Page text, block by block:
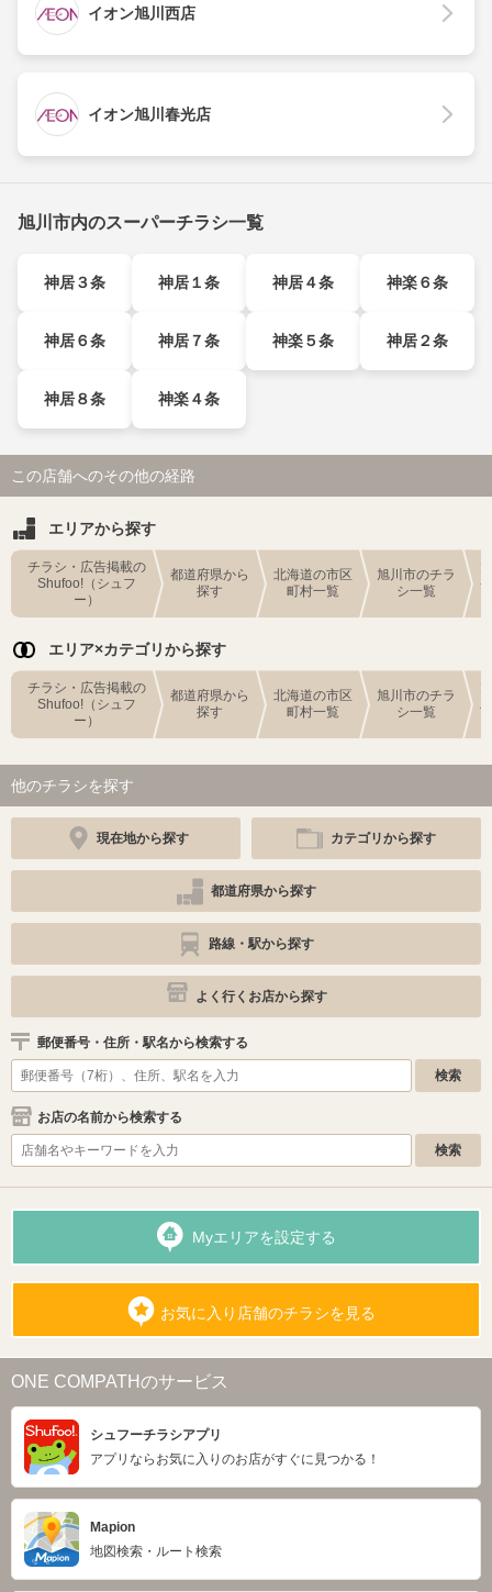
イオン旭川西店
イオン旭川春光店
旭川市内のスーパーチラシ一覧
神居３条 神居１条 神居４条 神楽６条
神居６条 神居７条 神楽５条 神居２条
神居８条 神楽４条
この店舗へのその他の経路
エリアから探す
チラシ・広告掲載の
Shufoo!（シュフ
ー）
都道府県から
探す
北海道の市区
町村一覧
旭川市のチラ
シ一覧
エリア×カテゴリから探す
チラシ・広告掲載の
Shufoo!（シュフ
ー）
都道府県から
探す
北海道の市区
町村一覧
旭川市のチラ
シ一覧
他のチラシを探す
現在地から探す カテゴリから探す
都道府県から探す
路線・駅から探す
よく行くお店から探す
郵便番号・住所・駅名から検索する
お店の名前から検索する
Myエリアを設定する
お気に入り店舗のチラシを見る
ONE COMPATHのサービス
シュフーチラシアプリ
アプリならお気に入りのお店がすぐに見つかる！
Mapion
地図検索・ルート検索